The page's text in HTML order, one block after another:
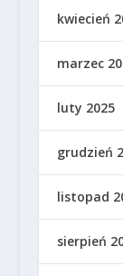
kwiecień
marzec
luty 2025
grudzień
listopad
sierpień